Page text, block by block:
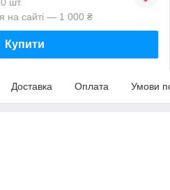
на сайті — 1 000 ₴
Купити
Доставка Оплата Умови